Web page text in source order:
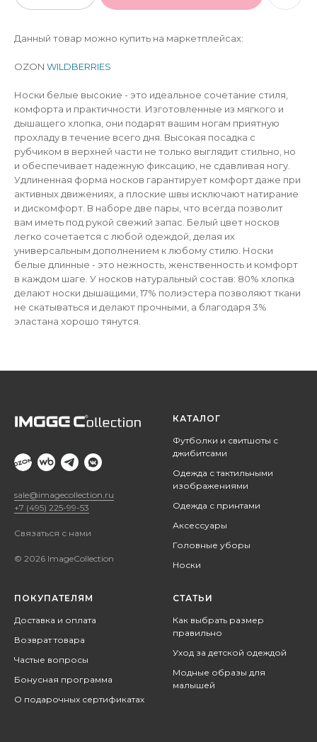
Данный товар можно купить на маркетплейсах:
OZON WILDBERRIES
Носки белые высокие - это идеальное сочетание стиля,
комфорта и практичности. Изготовленные из мягкого и
дышащего хлопка, они подарят вашим ногам приятную
прохладу в течение всего дня. Высокая посадка с
рубчиком в верхней части не только выглядит стильно, но
и обеспечивает надежную фиксацию, не сдавливая ногу.
Удлиненная форма носков гарантирует комфорт даже при
активных движениях, а плоские швы исключают натирание
и дискомфорт. В наборе две пары, что всегда позволит
вам иметь под рукой свежий запас. Белый цвет носков
легко сочетается с любой одеждой, делая их
универсальным дополнением к любому стилю. Носки
белые длинные - это нежность, женственность и комфорт
в каждом шаге. У носков натуральный состав: 80% хлопка
делают носки дышащими, 17% полиэстера позволяют ткани
не скатываться и делают прочными, а благодаря 3%
эластана хорошо тянутся.
sale@imagecollection.ru
+7 (495) 225-99-53
Связаться с нами
© 2026 ImageCollection
КАТАЛОГ
Футболки и свитшоты с
джибитсами
Одежда с тактильными
изображениями
Одежда с принтами
Аксессуары
Головные уборы
Носки
ПОКУПАТЕЛЯМ
Доставка и оплата
Возврат товара
Частые вопросы
Бонусная программа
О подарочных сертификатах
СТАТЬИ
Как выбрать размер
правильно
Уход за детской одеждой
Модные образы для
малышей